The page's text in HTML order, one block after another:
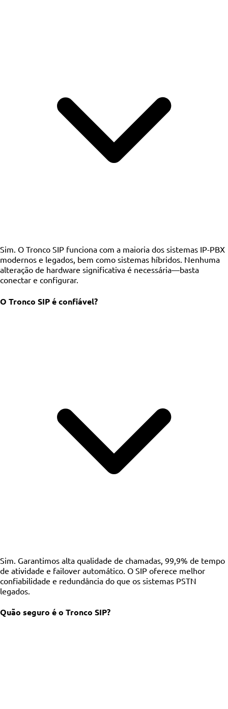
Sim. O Tronco SIP funciona com a maioria dos sistemas IP-PBX
modernos e legados, bem como sistemas híbridos. Nenhuma
alteração de hardware significativa é necessária—basta
conectar e configurar.
O Tronco SIP é confiável?
Sim. Garantimos alta qualidade de chamadas, 99,9% de tempo
de atividade e failover automático. O SIP oferece melhor
confiabilidade e redundância do que os sistemas PSTN
legados.
Quão seguro é o Tronco SIP?